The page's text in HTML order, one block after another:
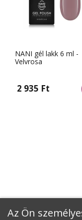
Az Ön
NANI gél lakk 6 ml -
Velvrosa
2 935 Ft